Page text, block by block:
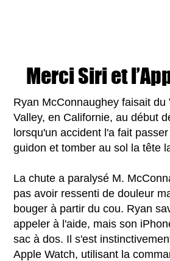
Merci Siri et
Ryan McConnaughey faisait du
Valley, en Californie, au début
lorsqu'un accident l'a fait
guidon et tomber au sol la tête
La chute a paralysé M.
pas avoir ressenti de douleur
bouger à partir du cou. Ryan
appeler à l'aide, mais son
sac à dos. Il s'est
Apple Watch, utilisant la